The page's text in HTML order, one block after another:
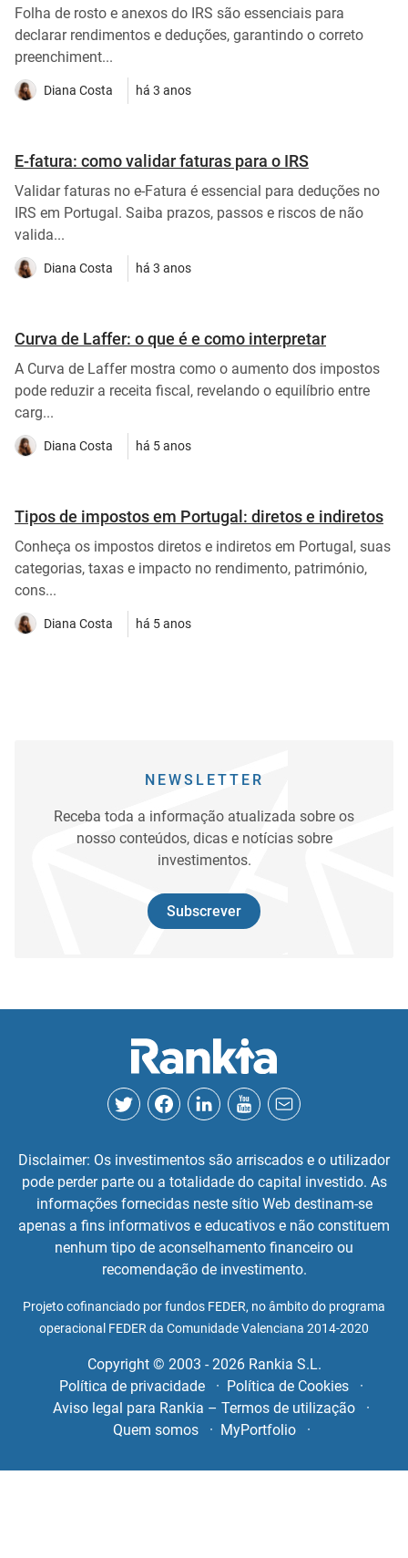
Folha de rosto e anexos do IRS são essenciais para
declarar rendimentos e deduções, garantindo o correto
preenchiment...
Diana Costa há 3 anos
E-fatura: como validar faturas para o IRS
Validar faturas no e-Fatura é essencial para deduções no
IRS em Portugal. Saiba prazos, passos e riscos de não
valida...
Diana Costa há 3 anos
Curva de Laffer: o que é e como interpretar
A Curva de Laffer mostra como o aumento dos impostos
pode reduzir a receita fiscal, revelando o equilíbrio entre
carg...
Diana Costa há 5 anos
Tipos de impostos em Portugal: diretos e indiretos
Conheça os impostos diretos e indiretos em Portugal, suas
categorias, taxas e impacto no rendimento, património,
cons...
Diana Costa há 5 anos
NEWSLETTER
Receba toda a informação atualizada sobre os
nosso conteúdos, dicas e notícias sobre
investimentos.
Subscrever
Disclaimer: Os investimentos são arriscados e o utilizador
pode perder parte ou a totalidade do capital investido. As
informações fornecidas neste sítio Web destinam-se
apenas a fins informativos e educativos e não constituem
nenhum tipo de aconselhamento financeiro ou
recomendação de investimento.
Projeto cofinanciado por fundos FEDER, no âmbito do programa
operacional FEDER da Comunidade Valenciana 2014-2020
Copyright © 2003 - 2026 Rankia S.L.
Política de privacidade
Política de Cookies
Aviso legal para Rankia – Termos de utilização
Quem somos
MyPortfolio